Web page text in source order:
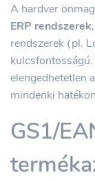
A hardver
ERP rendszerek,
rendszerek (pl.
elengedhetetlen
mindenki
GS1/